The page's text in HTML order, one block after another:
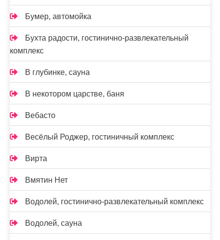
Бумер, автомойка
Бухта радости, гостинично-развлекательный
комплекс
В глубинке, сауна
В некотором царстве, баня
Вебасто
Весёлый Роджер, гостиничный комплекс
Вирта
Вмятин Нет
Водолей, гостинично-развлекательный комплекс
Водолей, сауна